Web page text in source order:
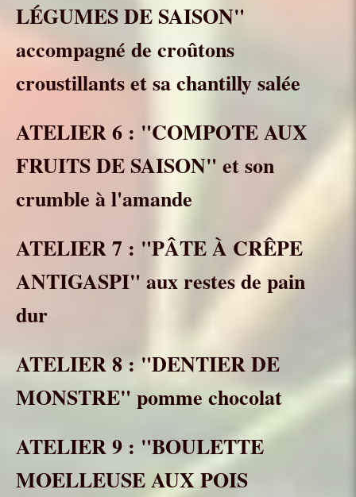
LÉGUMES DE SAISON"
accompagné de croûtons
croustillants et sa chantilly salée
ATELIER 6 : "COMPOTE AUX
FRUITS DE SAISON" et son
crumble à l'amande
ATELIER 7 : "PÂTE À CRÊPE
ANTIGASPI" aux restes de pain
dur
ATELIER 8 : "DENTIER DE
MONSTRE" pomme chocolat
ATELIER 9 : "BOULETTE
MOELLEUSE AUX POIS